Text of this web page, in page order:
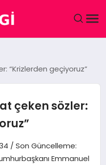
“Krizlerden geçiyoruz”
çeken sözler:
/ Son Güncelleme:
Emmanuel